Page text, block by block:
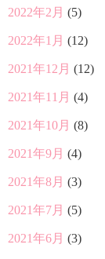
2022年2月 (5)
2022年1月 (12)
2021年12月 (12)
2021年11月 (4)
2021年10月 (8)
2021年9月 (4)
2021年8月 (3)
2021年7月 (5)
2021年6月 (3)